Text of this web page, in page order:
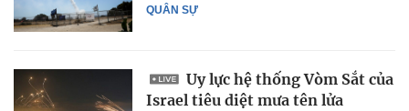
QUÂN SỰ
Uy lực hệ thống Vòm Sắt của
Israel tiêu diệt mưa tên lửa